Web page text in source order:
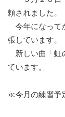
頼されました。
今年になって
張しています。
新しい曲「虹
ています。
≪今月の練習予